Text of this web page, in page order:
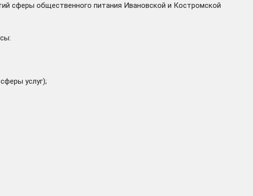
сферы общественного питания Ивановской и Костромской
услуг);